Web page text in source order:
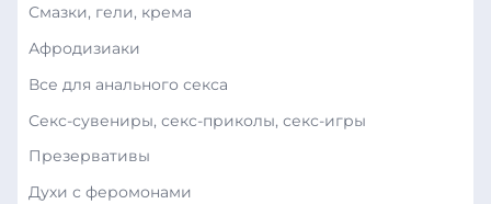
Смазки, гели, крема
Афродизиаки
Все для анального секса
Секс-сувениры, секс-приколы, секс-игры
Презервативы
Духи с феромонами